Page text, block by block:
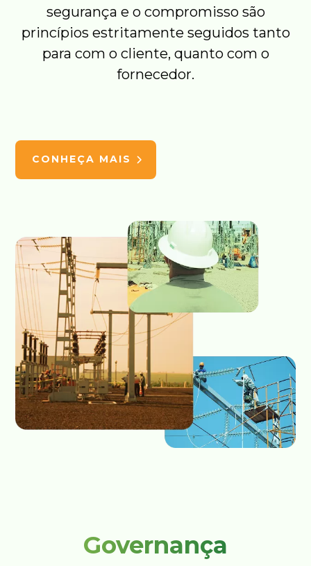
segurança e o compromisso são
princípios estritamente seguidos tanto
para com o cliente, quanto com o
fornecedor.
CONHEÇA MAIS
Governança